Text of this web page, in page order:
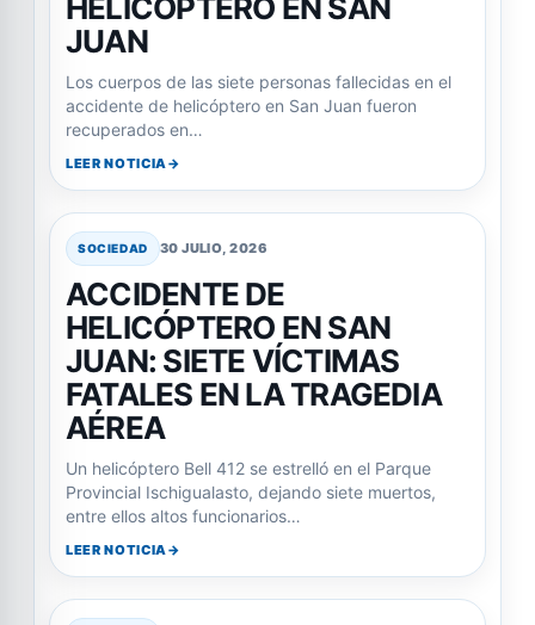
HELICÓPTERO EN SAN
JUAN
Los cuerpos de las siete personas fallecidas en el
accidente de helicóptero en San Juan fueron
recuperados en…
LEER NOTICIA
SOCIEDAD 30 JULIO, 2026
ACCIDENTE DE
HELICÓPTERO EN SAN
JUAN: SIETE VÍCTIMAS
FATALES EN LA TRAGEDIA
AÉREA
Un helicóptero Bell 412 se estrelló en el Parque
Provincial Ischigualasto, dejando siete muertos,
entre ellos altos funcionarios…
LEER NOTICIA